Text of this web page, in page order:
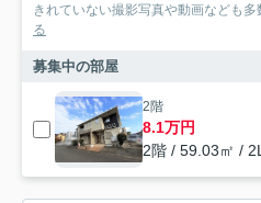
きれていない撮影写真や動画なども
る
募集中の部屋
2階
8.1万円
2階 / 59.03㎡ /